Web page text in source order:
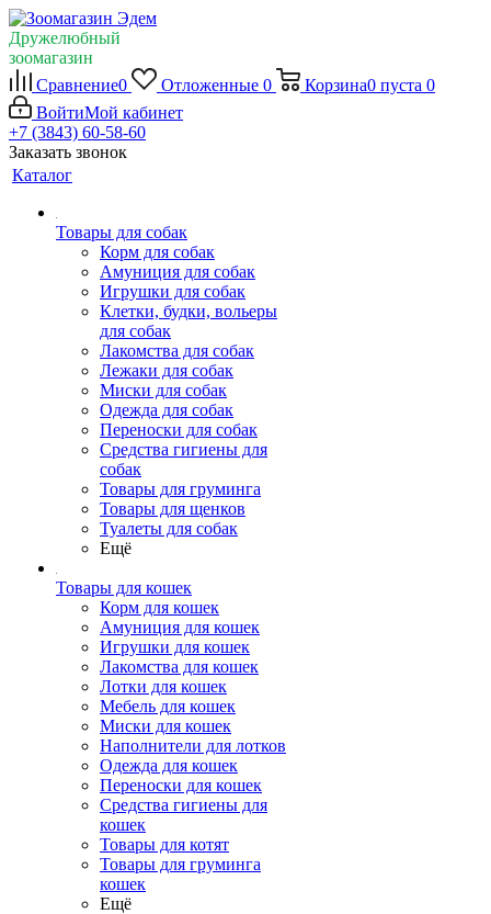
Дружелюбный
зоомагазин
Сравнение0 Отложенные 0 Корзина0 пуста 0
ВойтиМой кабинет
+7 (3843) 60-58-60
Заказать звонок
Каталог
Товары для собак
Корм для собак
Амуниция для собак
Игрушки для собак
Клетки, будки, вольеры
для собак
Лакомства для собак
Лежаки для собак
Миски для собак
Одежда для собак
Переноски для собак
Средства гигиены для
собак
Товары для груминга
Товары для щенков
Туалеты для собак
Ещё
Товары для кошек
Корм для кошек
Амуниция для кошек
Игрушки для кошек
Лакомства для кошек
Лотки для кошек
Мебель для кошек
Миски для кошек
Наполнители для лотков
Одежда для кошек
Переноски для кошек
Средства гигиены для
кошек
Товары для котят
Товары для груминга
кошек
Ещё